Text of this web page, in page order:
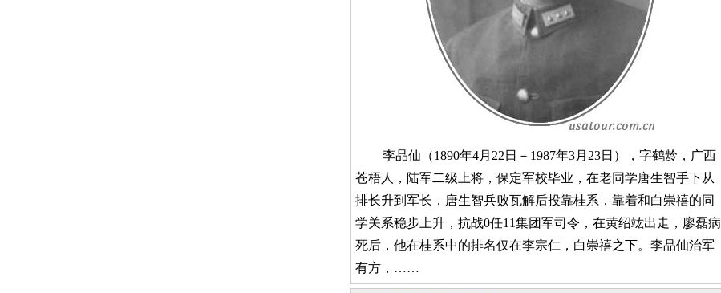
李品仙（1890年4月22日－1987年3月23日），字鹤龄，广西
苍梧人，陆军二级上将，保定军校毕业，在老同学唐生智手下从
排长升到军长，唐生智兵败瓦解后投靠桂系，靠着和白崇禧的同
学关系稳步上升，抗战0任11集团军司令，在黄绍竑出走，廖磊病
死后，他在桂系中的排名仅在李宗仁，白崇禧之下。李品仙治军
有方，……